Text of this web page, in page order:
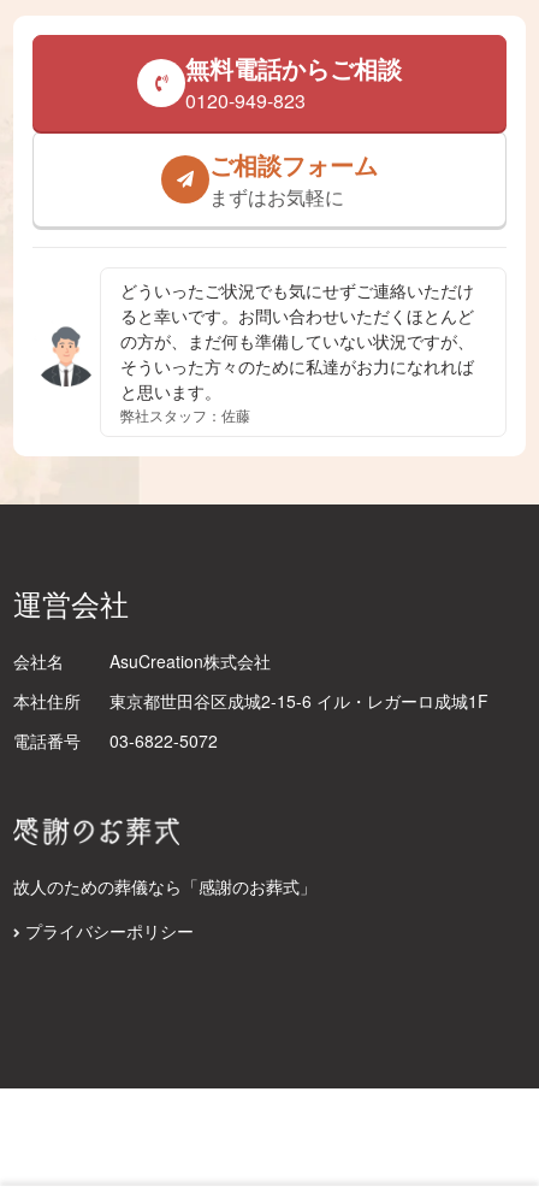
ご相談フォーム
まずはお気軽に
無料電話からご相談
0120-949-823
どういったご状況でも気にせずご連絡いただけ
ると幸いです。お問い合わせいただくほとんど
の方が、まだ何も準備していない状況ですが、
そういった方々のために私達がお力になれれば
と思います。
弊社スタッフ：佐藤
運営会社
会社名
AsuCreation株式会社
本社住所
東京都世田谷区成城2-15-6 イル・レガーロ成城1F
電話番号
03-6822-5072
故人のための葬儀なら「感謝のお葬式」
プライバシーポリシー